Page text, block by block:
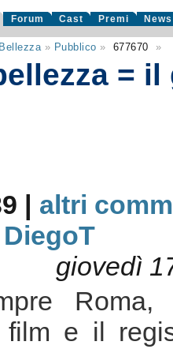
Forum Cast Premi News
» Pubblico » 677670 »
= il
| altri
giovedì
Roma,
film e il